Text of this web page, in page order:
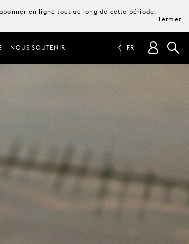
en ligne tout au long de cette période.
Fermer
NOUS SOUTENIR FR